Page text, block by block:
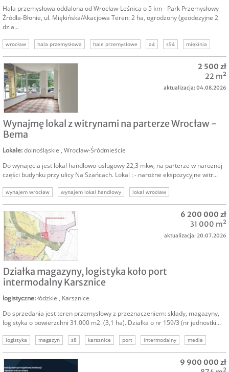
Hala przemysłowa oddalona od Wrocław-Leśnica o 5 km - Park Przemysłowy
Źródła-Błonie, ul. Miękińska/Akacjowa Teren: 2 ha, ogrodzony (geodezyjne 2
dzia...
wrocław hala przemysłowa hale przemysłowe a4 s94
miękinia
hale i magazyny
Wynajmę lokal z witrynami na parterze Wrocław -
Bema
Lokale:dolnośląskie , Wrocław-Śródmieście
Do wynajęcia jest lokal handlowo-usługowy 22,3 mkw, na parterze w narożnej
części budynku przy ulicy Na Szańcach. Lokal : - narożne ekspozycyjne witr...
wynajem wrocław wynajem lokal handlowy
lokal wrocław
wynajem środmieście
lokal bema
inwestycje wrocław
wynajem lokale komercyjne
2 500 zł
22 m²
aktualizacja: 04.08.2026
Działka magazyny, logistyka koło port
intermodalny Karsznice
logistyczne:łódzkie , Karsznice
Do sprzedania jest teren przemysłowy z przeznaczeniem: składy, magazyny,
logistyka o powierzchni 31.000 m2. (3,1 ha). Działka o nr 159/3 (nr jednostki...
logistyka magazyn s8 karsznice port intermodalny media
6 200 000 zł
31 000 m²
aktualizacja: 20.07.2026
9 900 000 zł